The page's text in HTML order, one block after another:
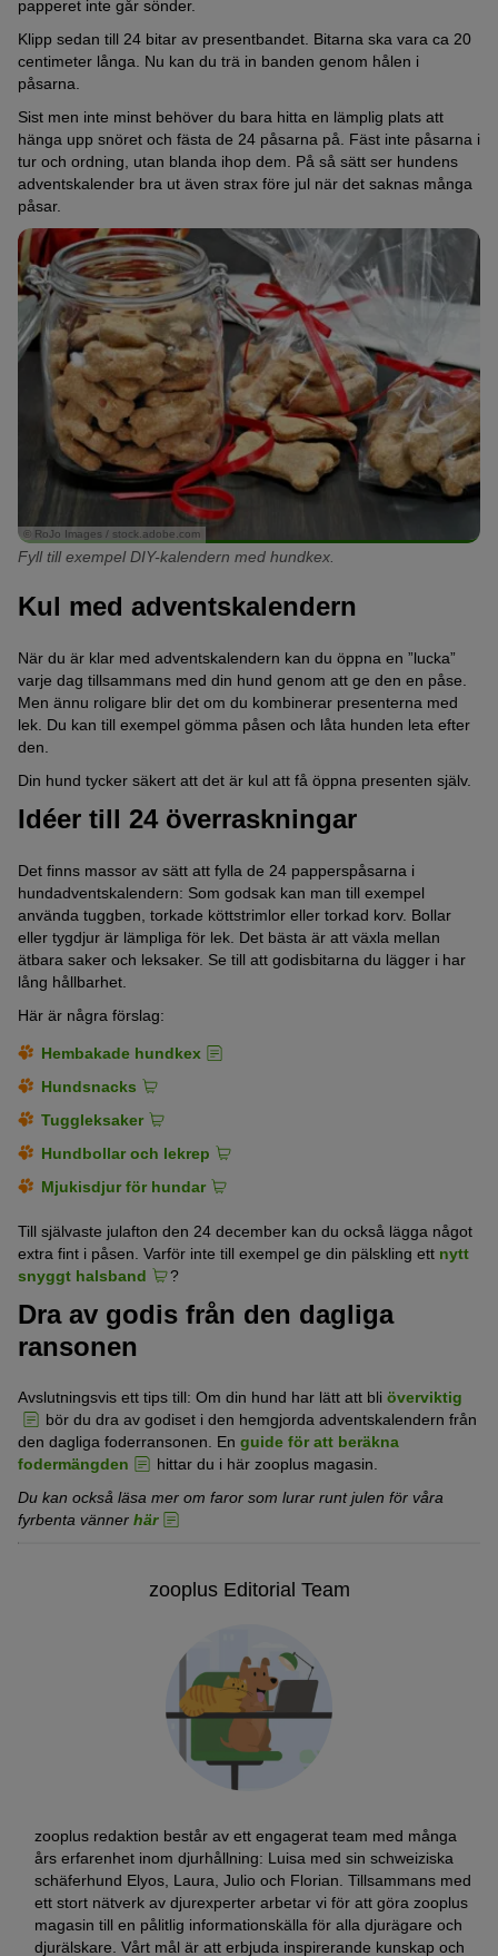
papperet inte går sönder.
Klipp sedan till 24 bitar av presentbandet. Bitarna ska vara ca 20
centimeter långa. Nu kan du trä in banden genom hålen i
påsarna.
Sist men inte minst behöver du bara hitta en lämplig plats att
hänga upp snöret och fästa de 24 påsarna på. Fäst inte påsarna i
tur och ordning, utan blanda ihop dem. På så sätt ser hundens
adventskalender bra ut även strax före jul när det saknas många
påsar.
© RoJo Images / stock.adobe.com
Fyll till exempel DIY-kalendern med hundkex.
Kul med adventskalendern
När du är klar med adventskalendern kan du öppna en ”lucka”
varje dag tillsammans med din hund genom att ge den en påse.
Men ännu roligare blir det om du kombinerar presenterna med
lek. Du kan till exempel gömma påsen och låta hunden leta efter
den.
Din hund tycker säkert att det är kul att få öppna presenten själv.
Idéer till 24 överraskningar
Det finns massor av sätt att fylla de 24 papperspåsarna i
hundadventskalendern: Som godsak kan man till exempel
använda tuggben, torkade köttstrimlor eller torkad korv. Bollar
eller tygdjur är lämpliga för lek. Det bästa är att växla mellan
ätbara saker och leksaker. Se till att godisbitarna du lägger i har
lång hållbarhet.
Här är några förslag:
Hembakade hundkex
Hundsnacks
Tuggleksaker
Hundbollar och lekrep
Mjukisdjur för hundar
Till självaste julafton den 24 december kan du också lägga något
extra fint i påsen. Varför inte till exempel ge din pälskling ett nytt
snyggt halsband
?
Dra av godis från den dagliga
ransonen
Avslutningsvis ett tips till: Om din hund har lätt att bli överviktig
bör du dra av godiset i den hemgjorda adventskalendern från
den dagliga foderransonen. En guide för att beräkna
fodermängden
hittar du i här zooplus magasin.
Du kan också läsa mer om faror som lurar runt julen för våra
fyrbenta vänner här
zooplus Editorial Team
zooplus redaktion består av ett engagerat team med många
års erfarenhet inom djurhållning: Luisa med sin schweiziska
schäferhund Elyos, Laura, Julio och Florian. Tillsammans med
ett stort nätverk av djurexperter arbetar vi för att göra zooplus
magasin till en pålitlig informationskälla för alla djurägare och
djurälskare. Vårt mål är att erbjuda inspirerande kunskap och